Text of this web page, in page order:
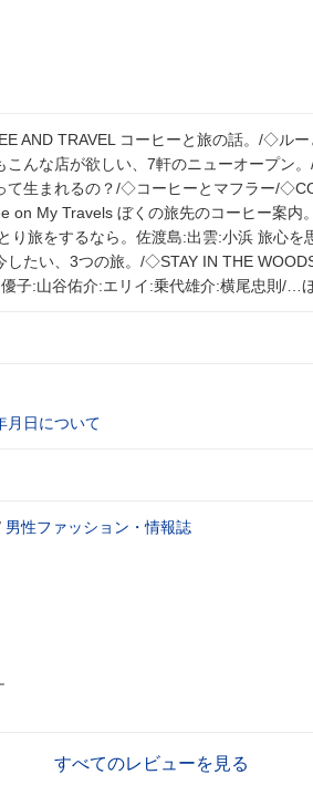
AND TRAVEL コーヒーと旅の話。/◇ル
こんな店が欲しい、7軒のニューオープ
て生まれるの？/◇コーヒーとマフラー/
on My Travels ぼくの旅先のコーヒー案内
り旅をするなら。佐渡島:出雲:小浜 旅心を
したい、3つの旅。/◇STAY IN THE
子:山谷佑介:エリイ:乗代雄介:横尾忠則/…
月日について
男性ファッション・情報誌
すべてのレビューを見る